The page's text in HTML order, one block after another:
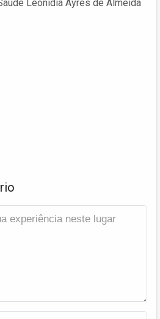
Leonídia Ayres de Almeida